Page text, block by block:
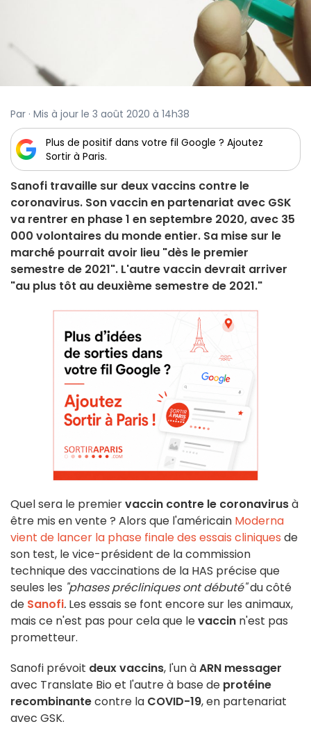
Par · Mis à jour le 3 août 2020 à 14h38
Plus de positif dans votre fil Google ? Ajoutez
Sortir à Paris.
Sanofi travaille sur deux vaccins contre le
coronavirus. Son vaccin en partenariat avec GSK
va rentrer en phase 1 en septembre 2020, avec 35
000 volontaires du monde entier. Sa mise sur le
marché pourrait avoir lieu "dès le premier
semestre de 2021". L'autre vaccin devrait arriver
"au plus tôt au deuxième semestre de 2021."
Quel sera le premiervaccin contre le coronavirusà
être mis en vente ? Alors que l'américain Moderna
vient de lancer la phase finale des essais cliniques de
son test, le vice-président de la commission
technique des vaccinations de la HAS précise que
seules les "phases précliniques ont débuté"du côté
de Sanofi. Les essais se font encore sur les animaux,
mais ce n'est pas pour cela que levaccin n'est pas
prometteur.
Sanofi prévoit deux vaccins, l'un àARN messager
avec Translate Bio et l'autre à base de protéine
recombinantecontre la COVID-19, en partenariat
avec GSK.